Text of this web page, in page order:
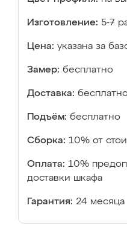
Изготовление: 5-7
Цена: указана за
Замер: бесплатно
Доставка:
Подъём: бесплатно
Сборка: 10% от
Оплата: 10%
доставки шкафа
Гарантия: 24 месяца